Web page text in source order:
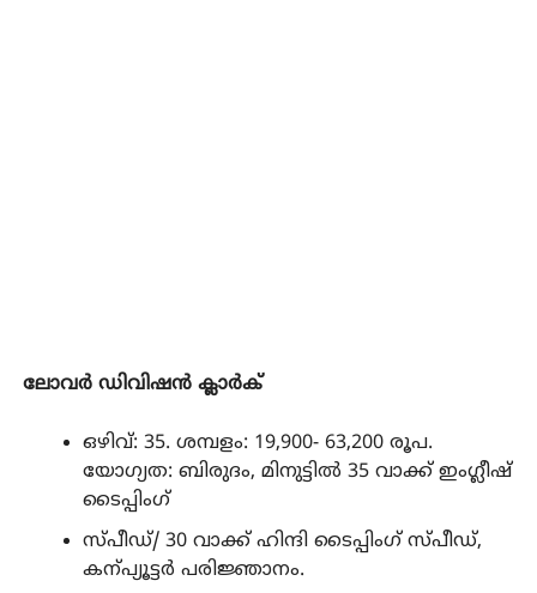
ലോവർ ഡിവിഷൻ ക്ലാർക്
ഒഴിവ്: 35. ശമ്പളം: 19,900- 63,200 രൂപ.
യോഗ്യത: ബിരുദം, മിനുട്ടിൽ 35 വാക്ക് ഇംഗ്ലീഷ്
ടൈപ്പിംഗ്
സ്പീഡ്/ 30 വാക്ക് ഹിന്ദി ടൈപ്പിംഗ് സ്പീഡ്,
കന്പ്യൂട്ടർ പരിജ്ഞാനം.